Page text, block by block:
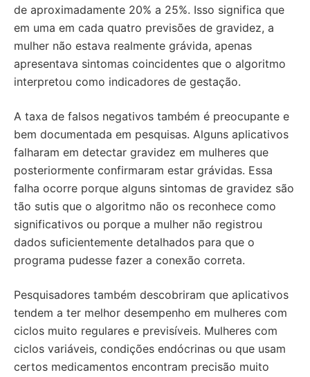
de aproximadamente 20% a 25%. Isso significa que
em uma em cada quatro previsões de gravidez, a
mulher não estava realmente grávida, apenas
apresentava sintomas coincidentes que o algoritmo
interpretou como indicadores de gestação.
A taxa de falsos negativos também é preocupante e
bem documentada em pesquisas. Alguns aplicativos
falharam em detectar gravidez em mulheres que
posteriormente confirmaram estar grávidas. Essa
falha ocorre porque alguns sintomas de gravidez são
tão sutis que o algoritmo não os reconhece como
significativos ou porque a mulher não registrou
dados suficientemente detalhados para que o
programa pudesse fazer a conexão correta.
Pesquisadores também descobriram que aplicativos
tendem a ter melhor desempenho em mulheres com
ciclos muito regulares e previsíveis. Mulheres com
ciclos variáveis, condições endócrinas ou que usam
certos medicamentos encontram precisão muito